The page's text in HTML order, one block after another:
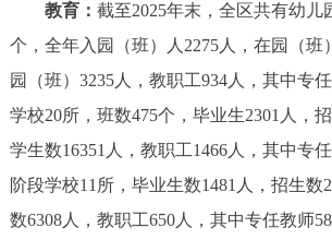
教育： 截至2025年末，全区共有幼儿
个，全年入园（班）人2275人，在园（班
园（班）3235人，教职工934人，其中专
学校20所，班数475个，毕业生2301人，
学生数16351人，教职工1466人，其中专
阶段学校11所，毕业生数1481人，招生数
数6308人，教职工650人，其中专任教师